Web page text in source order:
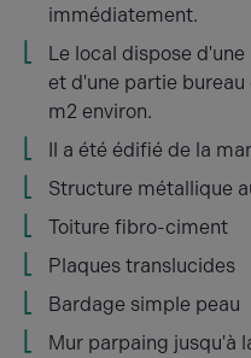
immédiatement.
Le local dispose
et d'une partie
m2 environ.
Il a été édifié de la
Structure métallique
Toiture fibro-ciment
Plaques translucides
Bardage simple peau
Mur parpaing jusqu'à